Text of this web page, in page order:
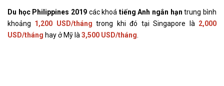
Du học Philippines 2019các khoá tiếng Anh ngắn hạn trung bình
khoảng 1,200 USD/tháng trong khi đó tại Singapore là 2,000
USD/tháng hay ở Mỹ là 3,500 USD/tháng